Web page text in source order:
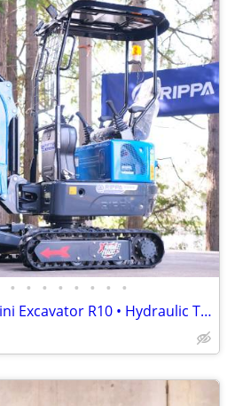
• • • • • • • •
NEW | Kubota Diesel Mini Excavator R10 • Hydraulic Thumb + Swing Boom